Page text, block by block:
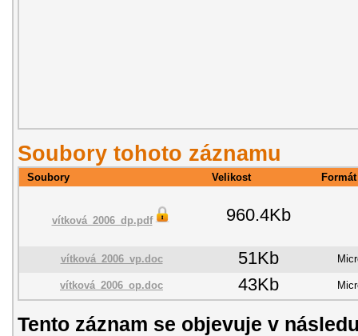
Soubory tohoto záznamu
Soubory Velikost Formát
vítková_2006_dp.pdf 960.4Kb
vítková_2006_vp.doc 51Kb
vítková_2006_op.doc 43Kb
Tento záznam se objevuje v